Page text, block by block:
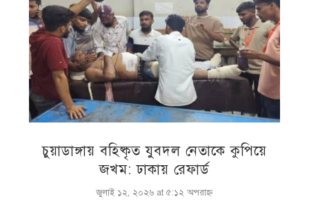
চুয়াডাঙ্গায় বহিষ্কৃত যুবদল নেতাকে কুপিয়ে
জখম: ঢাকায় রেফার্ড
জুলাই ১২, ২০২৬ at ৫:১২ অপরাহ্ণ